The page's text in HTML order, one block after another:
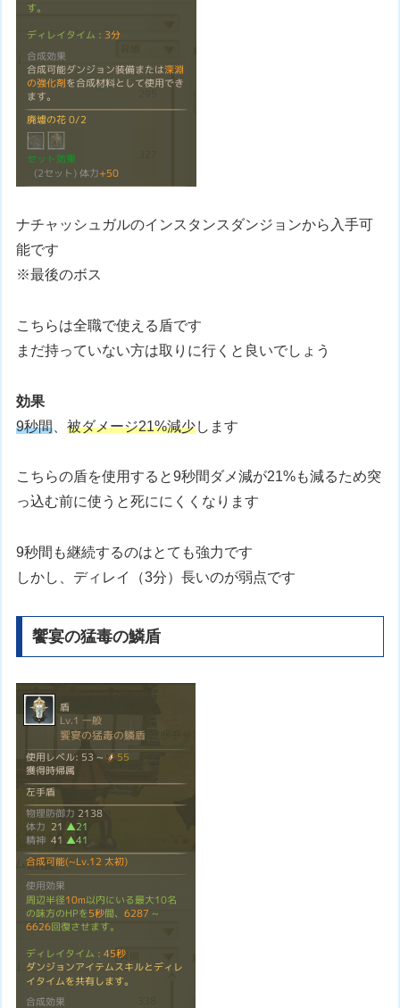
ナチャッシュガルのインスタンスダンジョンから入手可
能です
※最後のボス
こちらは全職で使える盾です
まだ持っていない方は取りに行くと良いでしょう
効果
9秒間 、被ダメージ21%減少します
こちらの盾を使用すると9秒間ダメ減が21%も減るため突
っ込む前に使うと死ににくくなります
9秒間も継続するのはとても強力です
しかし、ディレイ（3分）長いのが弱点です
饗宴の猛毒の鱗盾